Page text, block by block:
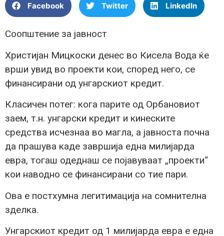
Facebook Twitter LinkedIn
Соопштение за јавност
Христијан Мицкоски денес во Кисела Вода ќе
врши увид во проекти кои, според него, се
финансирани од унгарскиот кредит.
Класичен потег: кога парите од Орбановиот
заем, т.н. унгарски кредит и кинеските
средства исчезнаа во магла, а јавноста почна
да прашува каде завршија една милијарда
евра, тогаш одеднаш се појавуваат „проекти“
кои наводно се финансирани со тие пари.
Ова е постхумна легитимација на сомнителна
зделка.
Унгарскиот кредит од 1 милијарда евра е една